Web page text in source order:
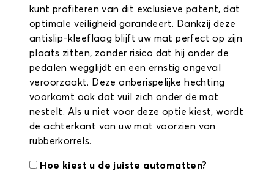
kunt profiteren van dit exclusieve patent, dat
optimale veiligheid garandeert. Dankzij deze
antislip-kleeflaag blijft uw mat perfect op zijn
plaats zitten, zonder risico dat hij onder de
pedalen wegglijdt en een ernstig ongeval
veroorzaakt. Deze onberispelijke hechting
voorkomt ook dat vuil zich onder de mat
nestelt. Als u niet voor deze optie kiest, wordt
de achterkant van uw mat voorzien van
rubberkorrels.
Hoe kiest u de juiste automatten?